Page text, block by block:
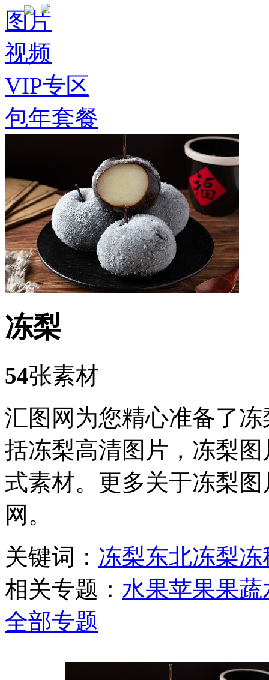
图片
视频
VIP专区
包年套餐
冻梨
54张素材
汇图网为您精心准备了
括冻梨高清图片，冻梨
式素材。更多关于冻梨
网。
关键词： 冻梨东北冻梨冻
相关专题： 水果苹果果蔬
全部专题